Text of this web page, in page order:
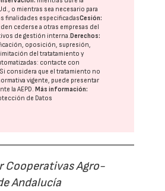
o mientras sea necesario para
finalidades especificadasCesión:
cederse a otras empresas del
de gestión interna. Derechos:
oposición, supresión,
del tratatamiento y
contacte con
considera que el tratamiento no
vigente, puede presentar
laAEPD. Más información:
de Datos
Cooperativas Agro-
Andalucía